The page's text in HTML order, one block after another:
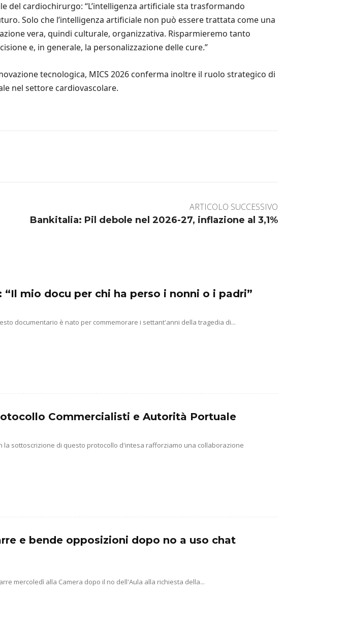
cardiochirurgo: “L’intelligenza artificiale sta trasformando
Solo che l’intelligenza artificiale non può essere trattata come una
vera, quindi culturale, organizzativa. Risparmieremo tanto
e, in generale, la personalizzazione delle cure.”
tecnologica, MICS 2026 conferma inoltre il ruolo strategico di
nel settore cardiovascolare.
ARTICOLO SUCCESSIVO
Bankitalia: Pil debole nel 2026-27, inflazione al 3,1%
“Il mio docu per chi ha perso i nonni o i padri”
documentario è nato per commemorare i settant'anni della tragedia di...
Commercialisti e Autorità Portuale
la sottoscrizione di questo protocollo d'intesa rafforziamo una collaborazione
e bende opposizioni dopo no a uso chat
mercoledì alla Camera dopo il no dell'Aula alla richiesta della...